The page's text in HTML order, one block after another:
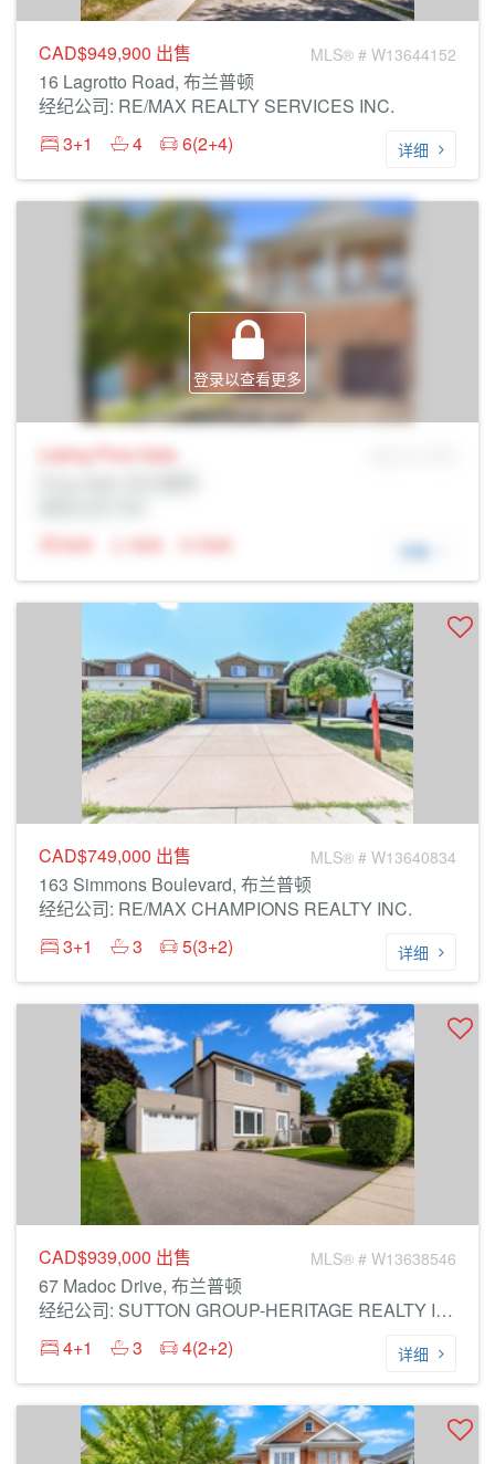
CAD$949,900 出售 MLS® # W13644152
16 Lagrotto Road, 布兰普顿
经纪公司: RE/MAX REALTY SERVICES INC.
3+1
4 6(2+4) 详细
登录以查看更多
Listing Price Sale
N/A
N/A N/A 详细
CAD$749,000 出售 MLS® # W13640834
163 Simmons Boulevard, 布兰普顿
经纪公司: RE/MAX CHAMPIONS REALTY INC.
3+1
3 5(3+2) 详细
CAD$939,000 出售 MLS® # W13638546
67 Madoc Drive, 布兰普顿
经纪公司: SUTTON GROUP-HERITAGE REALTY INC.
4+1
3 4(2+2) 详细